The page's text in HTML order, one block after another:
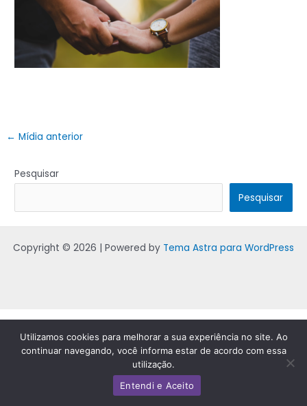
← Mídia anterior
Pesquisar
Pesquisar
Copyright © 2026 | Powered by Tema Astra para WordPress
Utilizamos cookies para melhorar a sua experiência no site. Ao
continuar navegando, você informa estar de acordo com essa
utilização.
Entendi e Aceito